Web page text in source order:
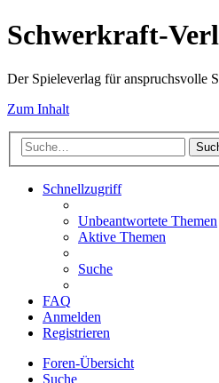
Schwerkraft-
Der Spieleverlag für anspruchsvolle
Zum Inhalt
Schnellzugriff
Unbeantwortete Themen
Aktive Themen
Suche
FAQ
Anmelden
Registrieren
Foren-Übersicht
Suche